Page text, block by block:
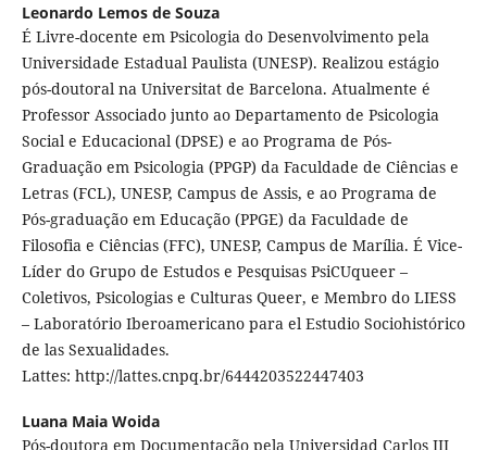
Leonardo Lemos de Souza
É Livre-docente em Psicologia do Desenvolvimento pela
Universidade Estadual Paulista (UNESP). Realizou estágio
pós-doutoral na Universitat de Barcelona. Atualmente é
Professor Associado junto ao Departamento de Psicologia
Social e Educacional (DPSE) e ao Programa de Pós-
Graduação em Psicologia (PPGP) da Faculdade de Ciências e
Letras (FCL), UNESP, Campus de Assis, e ao Programa de
Pós-graduação em Educação (PPGE) da Faculdade de
Filosofia e Ciências (FFC), UNESP, Campus de Marília. É Vice-
Líder do Grupo de Estudos e Pesquisas PsiCUqueer –
Coletivos, Psicologias e Culturas Queer, e Membro do LIESS
– Laboratório Iberoamericano para el Estudio Sociohistórico
de las Sexualidades.
Lattes: http://lattes.cnpq.br/6444203522447403
Luana Maia Woida
Pós-doutora em Documentação pela Universidad Carlos III